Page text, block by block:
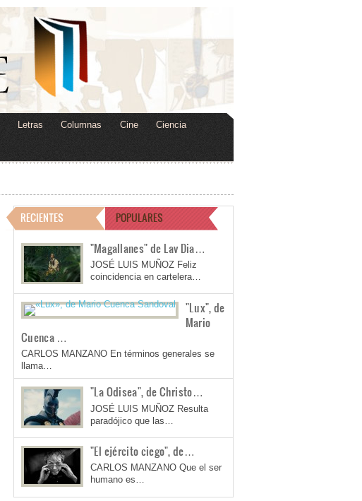
Letras Columnas Cine Ciencia
RECIENTES POPULARES
"Magallanes" de Lav Dia…
JOSÉ LUIS MUÑOZ Feliz
coincidencia en cartelera…
"Lux", de
Mario
Cuenca …
CARLOS MANZANO En términos generales se
llama…
"La Odisea", de Christo…
JOSÉ LUIS MUÑOZ Resulta
paradójico que las…
"El ejército ciego", de…
CARLOS MANZANO Que el ser
humano es…